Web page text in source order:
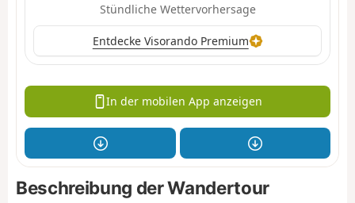
Stündliche Wettervorhersage
Entdecke Visorando Premium
In der mobilen App anzeigen
Beschreibung der Wandertour